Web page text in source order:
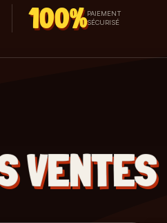
100%PAIEMENT
SÉCURISÉ
VENTES